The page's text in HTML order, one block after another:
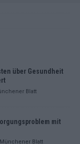
über Gesundheit
Blatt
mit
Blatt